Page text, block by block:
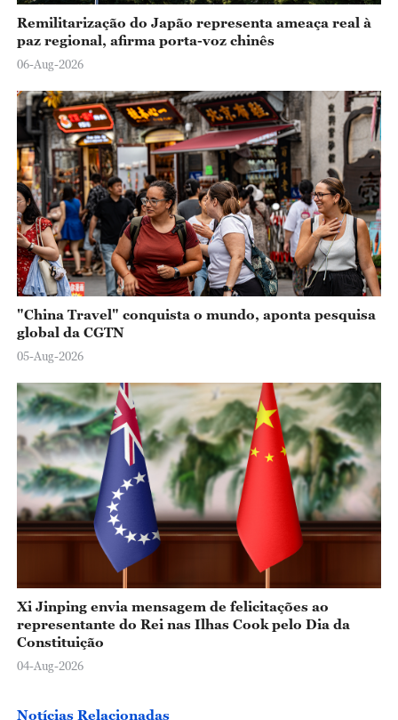
Remilitarização do Japão representa ameaça real à
paz regional, afirma porta-voz chinês
06-Aug-2026
"China Travel" conquista o mundo, aponta pesquisa
global da CGTN
05-Aug-2026
Xi Jinping envia mensagem de felicitações ao
representante do Rei nas Ilhas Cook pelo Dia da
Constituição
04-Aug-2026
Notícias Relacionadas